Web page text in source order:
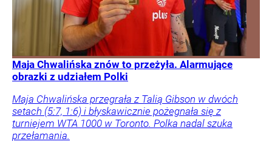
Maja Chwalińska znów to przeżyła. Alarmujące
obrazki z udziałem Polki
Maja Chwalińska przegrała z Talią Gibson w dwóch
setach (5:7, 1:6) i błyskawicznie pożegnała się z
turniejem WTA 1000 w Toronto. Polka nadal szuka
przełamania.